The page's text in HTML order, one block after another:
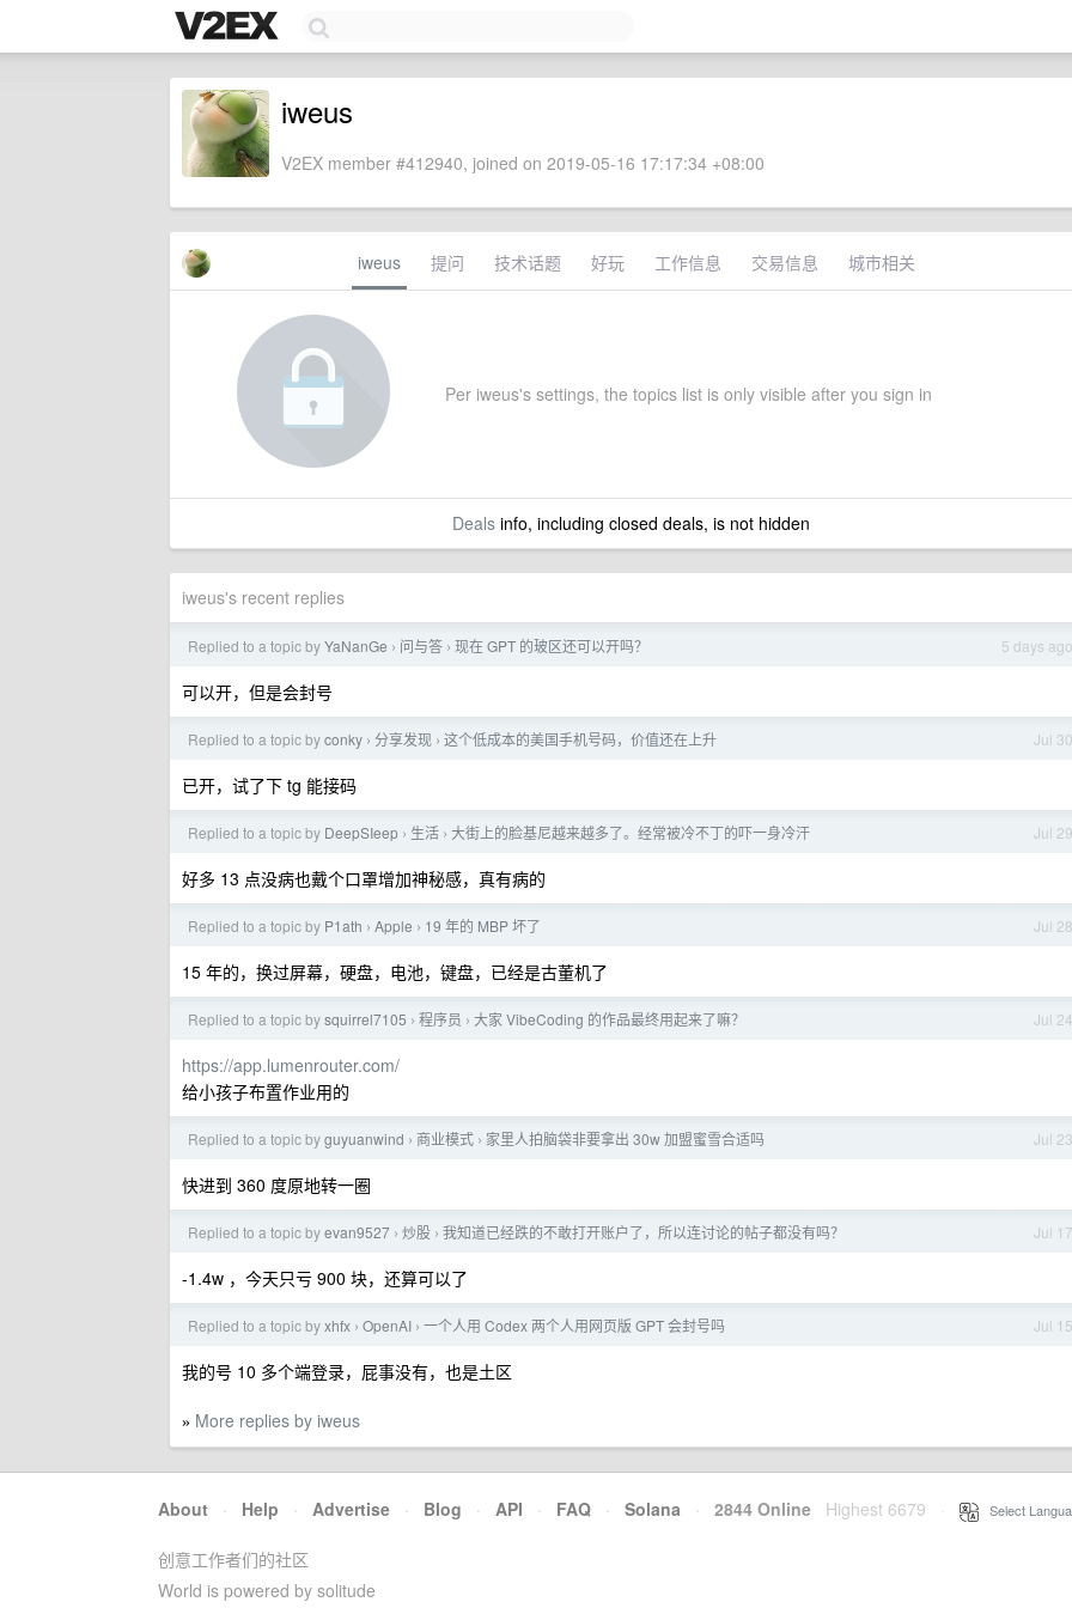
iweus
V2EX member #412940, joined on 2019-05-16 17:17:34 +08:00
iweus 提问 技术话题 好玩 工作信息 交易信息 城市相关
Per iweus's settings, the topics list is only visible after you sign in
Dealsinfo, including closed deals, is not hidden
iweus's recent replies
5 days ago
Replied to a topic byYaNanGe › 问与答 › 现在 GPT 的玻区还可以开吗？
可以开，但是会封号
Jul 30
Replied to a topic byconky › 分享发现 › 这个低成本的美国手机号码，价值还在上升
已开，试了下 tg 能接码
Jul 29
Replied to a topic by DeepSIeep › 生活 › 大街上的脸基尼越来越多了。经常被冷不丁的吓一身冷汗
好多 13 点没病也戴个口罩增加神秘感，真有病的
Jul 28
Replied to a topic by P1ath › Apple › 19 年的 MBP 坏了
15 年的，换过屏幕，硬盘，电池，键盘，已经是古董机了
Jul 24
Replied to a topic bysquirrel7105 › 程序员 › 大家 VibeCoding 的作品最终用起来了嘛？
https://app.lumenrouter.com/
给小孩子布置作业用的
Jul 23
Replied to a topic byguyuanwind › 商业模式 › 家里人拍脑袋非要拿出 30w 加盟蜜雪合适吗
快进到 360 度原地转一圈
Jul 17
Replied to a topic byevan9527 › 炒股 › 我知道已经跌的不敢打开账户了，所以连讨论的帖子都没有吗？
-1.4w ，今天只亏 900 块，还算可以了
Jul 15
Replied to a topic byxhfx › OpenAI › 一个人用 Codex 两个人用网页版 GPT 会封号吗
我的号 10 多个端登录，屁事没有，也是土区
» More replies by iweus
About · Help · Advertise · Blog · API · FAQ · Solana · 2844 Online Highest 6679 Select
创意工作者们的社区
World is powered by solitude